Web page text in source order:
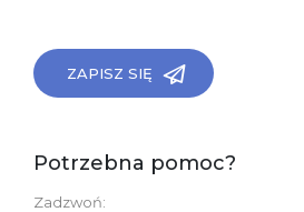
ZAPISZ SIĘ
Potrzebna pomoc?
Zadzwoń: